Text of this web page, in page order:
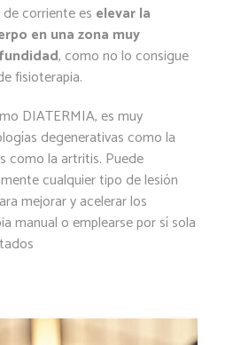
corriente es elevar la
en una zona muy
, como no lo consigue
fisioterapia.
DIATERMIA, es muy
degenerativas como la
como la artritis. Puede
cualquier tipo de lesión
mejorar y acelerar los
manual o emplearse por sí sola